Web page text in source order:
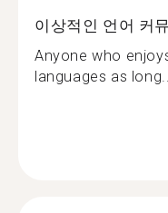
이상적인 언어 커
Anyone who
languages as